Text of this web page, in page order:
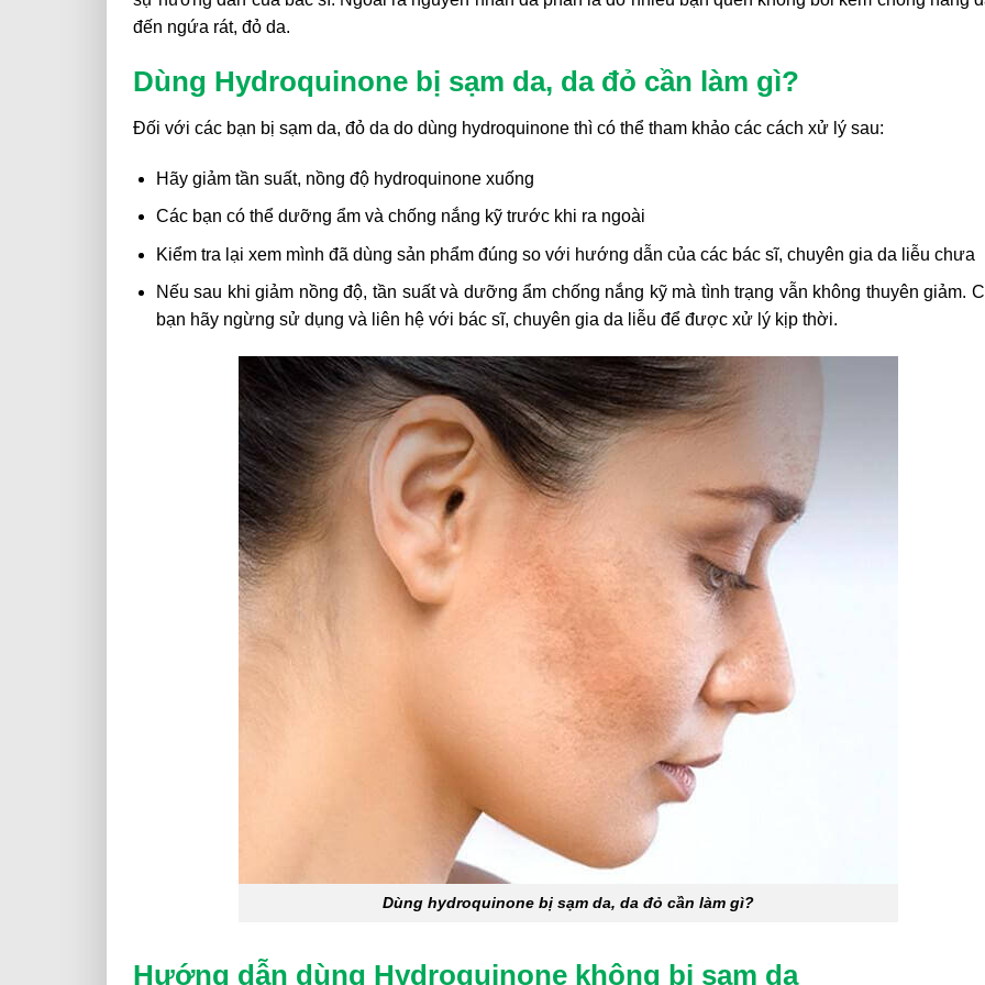
đến ngứa rát, đỏ da.
Dùng Hydroquinone bị sạm da, da đỏ cần làm gì?
Đối với các bạn bị sạm da, đỏ da do dùng hydroquinone thì có thể tham khảo các cách xử lý sau:
Hãy giảm tần suất, nồng độ hydroquinone xuống
Các bạn có thể dưỡng ẩm và chống nắng kỹ trước khi ra ngoài
Kiểm tra lại xem mình đã dùng sản phẩm đúng so với hướng dẫn của các bác sĩ, chuyên gia da liễu chưa
Nếu sau khi giảm nồng độ, tần suất và dưỡng ẩm chống nắng kỹ mà tình trạng vẫn không thuyên giảm.
bạn hãy ngừng sử dụng và liên hệ với bác sĩ, chuyên gia da liễu để được xử lý kịp thời.
Dùng hydroquinone bị sạm da, da đỏ cần làm gì?
Hướng dẫn dùng Hydroquinone không bị sạm da